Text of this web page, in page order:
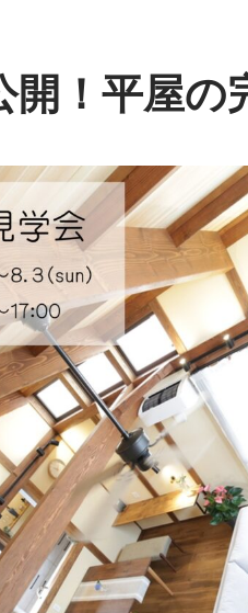
開！平屋の